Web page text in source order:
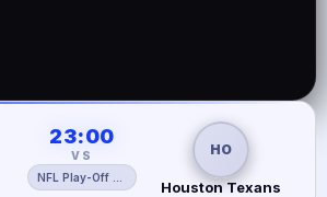
23:00
VS
HO
Houston Texans